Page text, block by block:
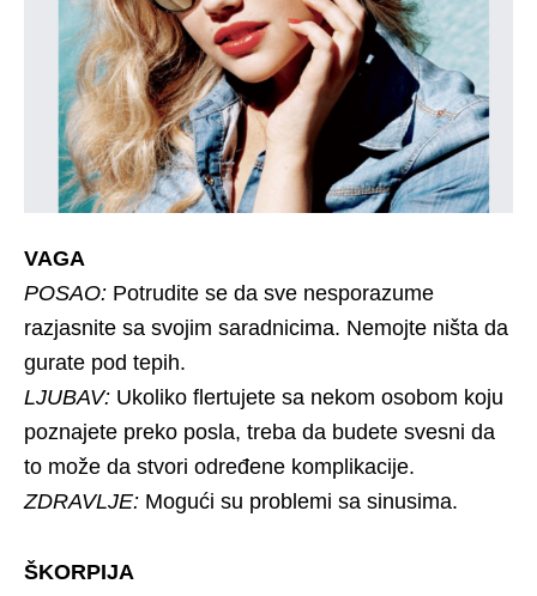
VAGA
POSAO: Potrudite se da sve nesporazume
razjasnite sa svojim saradnicima. Nemojte ništa da
gurate pod tepih.
LJUBAV: Ukoliko flertujete sa nekom osobom koju
poznajete preko posla, treba da budete svesni da
to može da stvori određene komplikacije.
ZDRAVLJE: Mogući su problemi sa sinusima.
ŠKORPIJA